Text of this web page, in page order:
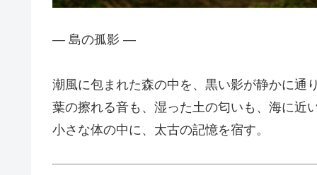
― 島の孤影 ―
潮風に包まれた森の中を、黒い影が静かに通
葉の擦れる音も、湿った土の匂いも、海に近い
小さな体の中に、太古の記憶を宿す。